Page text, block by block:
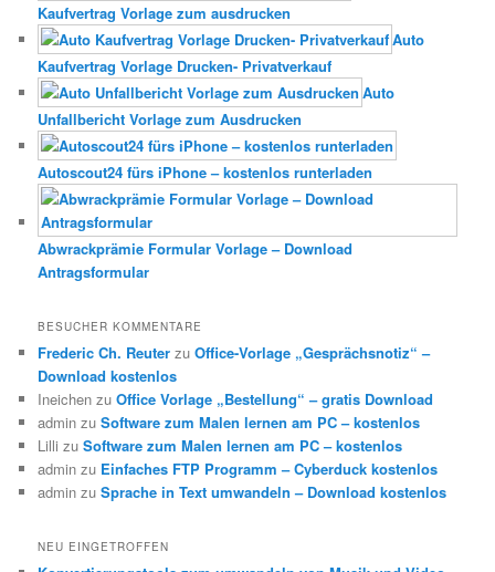
Kaufvertrag Vorlage zum ausdrucken
Auto
Kaufvertrag Vorlage Drucken- Privatverkauf
Auto
Unfallbericht Vorlage zum Ausdrucken
Autoscout24 fürs iPhone – kostenlos runterladen
Abwrackprämie Formular Vorlage – Download
Antragsformular
BESUCHER KOMMENTARE
Frederic Ch. Reuter zuOffice-Vorlage „Gesprächsnotiz“ –
Download kostenlos
Ineichen zuOffice Vorlage „Bestellung“ – gratis Download
admin zuSoftware zum Malen lernen am PC – kostenlos
Lilli zuSoftware zum Malen lernen am PC – kostenlos
admin zu Einfaches FTP Programm – Cyberduck kostenlos
admin zuSprache in Text umwandeln – Download kostenlos
NEU EINGETROFFEN